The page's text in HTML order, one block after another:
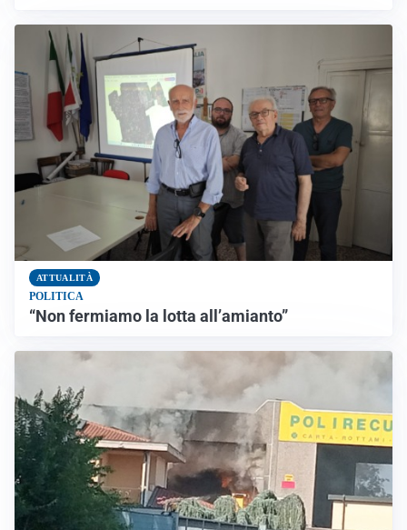
ATTUALITÀ
POLITICA
“Non fermiamo la lotta all’amianto”